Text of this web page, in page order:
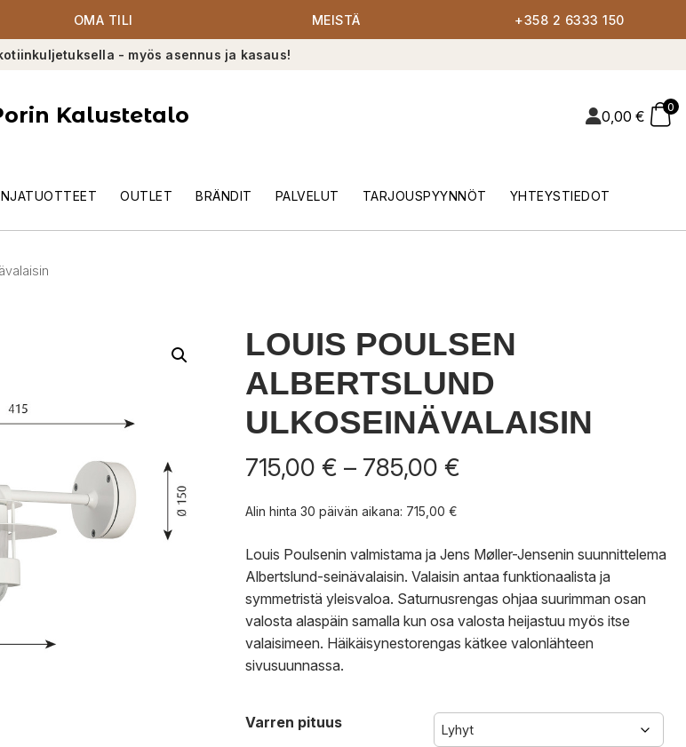
OMA TILI MEISTÄ +358 2 6333 150
- myös asennus ja kasaus!
Kalustetalo 0,00 €
0
OUTLET BRÄNDIT PALVELUT TARJOUSPYYNNÖT YHTEYSTIEDOT
LOUIS POULSEN
ALBERTSLUND
ULKOSEINÄVALAISIN
715,00 € – 785,00 €
Alin hinta 30 päivän aikana: 715,00 €
Louis Poulsenin valmistama ja Jens Møller-Jensenin suunnittelema
Albertslund-seinävalaisin. Valaisin antaa funktionaalista ja
symmetristä yleisvaloa. Saturnusrengas ohjaa suurimman osan
valosta alaspäin samalla kun osa valosta heijastuu myös itse
valaisimeen. Häikäisynestorengas kätkee valonlähteen
sivusuunnassa.
Varren pituus